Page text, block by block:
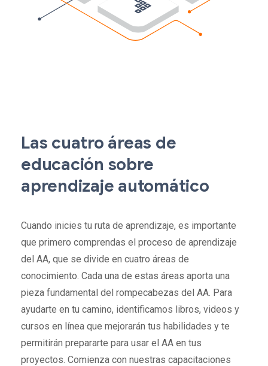
Las cuatro áreas de
educación sobre
aprendizaje automático
Cuando inicies tu ruta de aprendizaje, es importante
que primero comprendas el proceso de aprendizaje
del AA, que se divide en cuatro áreas de
conocimiento. Cada una de estas áreas aporta una
pieza fundamental del rompecabezas del AA. Para
ayudarte en tu camino, identificamos libros, videos y
cursos en línea que mejorarán tus habilidades y te
permitirán prepararte para usar el AA en tus
proyectos. Comienza con nuestras capacitaciones